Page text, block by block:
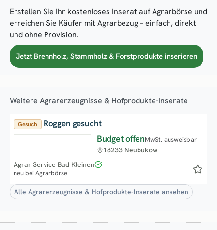
Erstellen Sie Ihr kostenloses Inserat auf Agrarbörse und
erreichen Sie Käufer mit Agrarbezug – einfach, direkt
und ohne Provision.
Jetzt Brennholz, Stammholz & Forstprodukte inserieren
Weitere Agrarerzeugnisse & Hofprodukte-Inserate
Gesuch Roggen gesucht
Budget offenMwSt. ausweisbar
18233 Neubukow
Agrar Service Bad Kleinen
neu bei Agrarbörse
Alle Agrarerzeugnisse & Hofprodukte-Inserate ansehen